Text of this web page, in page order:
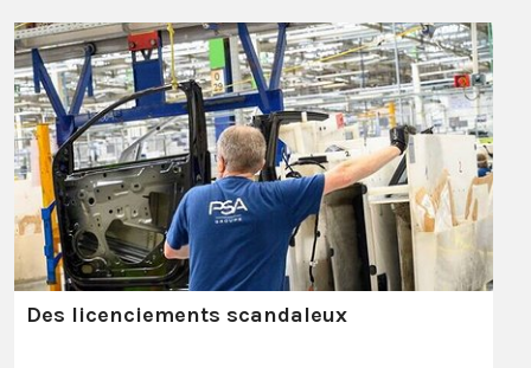
Des licenciements scandaleux